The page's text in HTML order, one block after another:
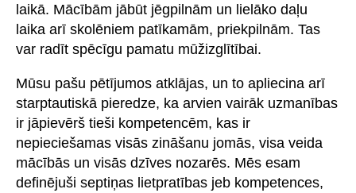
laikā. Mācībām jābūt jēgpilnām un lielāko daļu
laika arī skolēniem patīkamām, priekpilnām. Tas
var radīt spēcīgu pamatu mūžizglītībai.
Mūsu pašu pētījumos atklājas, un to apliecina arī
starptautiskā pieredze, ka arvien vairāk uzmanības
ir jāpievērš tieši kompetencēm, kas ir
nepieciešamas visās zināšanu jomās, visa veida
mācībās un visās dzīves nozarēs. Mēs esam
definējuši septiņas lietpratības jeb kompetences,